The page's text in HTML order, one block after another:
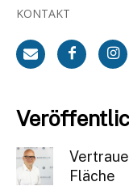
KONTAKT
Fläche